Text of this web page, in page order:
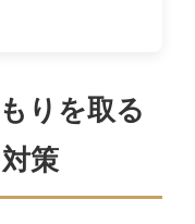
りを取る
策